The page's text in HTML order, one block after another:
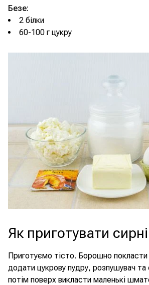
Безе:
2 білки
60-100 г цукру
Як приготувати
Приготуємо тісто. Борошно
додати цукрову пудру, розпушувач
потім поверх викласти маленькі